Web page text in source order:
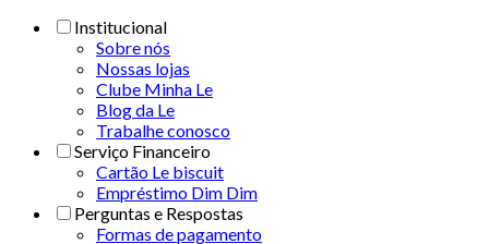
Institucional
Sobre nós
Nossas lojas
Clube Minha Le
Blog da Le
Trabalhe conosco
Serviço Financeiro
Cartão Le biscuit
Empréstimo Dim Dim
Perguntas e Respostas
Formas de pagamento